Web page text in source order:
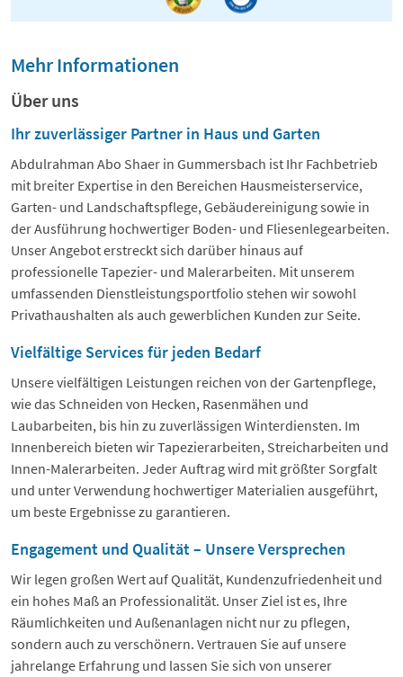
Mehr Informationen
Über uns
Ihr zuverlässiger Partner in Haus und Garten
Abdulrahman Abo Shaer in Gummersbach ist Ihr Fachbetrieb
mit breiter Expertise in den Bereichen Hausmeisterservice,
Garten- und Landschaftspflege, Gebäudereinigung sowie in
der Ausführung hochwertiger Boden- und Fliesenlegearbeiten.
Unser Angebot erstreckt sich darüber hinaus auf
professionelle Tapezier- und Malerarbeiten. Mit unserem
umfassenden Dienstleistungsportfolio stehen wir sowohl
Privathaushalten als auch gewerblichen Kunden zur Seite.
Vielfältige Services für jeden Bedarf
Unsere vielfältigen Leistungen reichen von der Gartenpflege,
wie das Schneiden von Hecken, Rasenmähen und
Laubarbeiten, bis hin zu zuverlässigen Winterdiensten. Im
Innenbereich bieten wir Tapezierarbeiten, Streicharbeiten und
Innen-Malerarbeiten. Jeder Auftrag wird mit größter Sorgfalt
und unter Verwendung hochwertiger Materialien ausgeführt,
um beste Ergebnisse zu garantieren.
Engagement und Qualität – Unsere Versprechen
Wir legen großen Wert auf Qualität, Kundenzufriedenheit und
ein hohes Maß an Professionalität. Unser Ziel ist es, Ihre
Räumlichkeiten und Außenanlagen nicht nur zu pflegen,
sondern auch zu verschönern. Vertrauen Sie auf unsere
jahrelange Erfahrung und lassen Sie sich von unserer